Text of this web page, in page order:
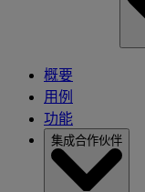
概要
用例
功能
集成合作伙伴